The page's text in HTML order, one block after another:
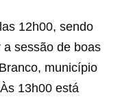
12h00, sendo
sessão de boas
município
13h00 está